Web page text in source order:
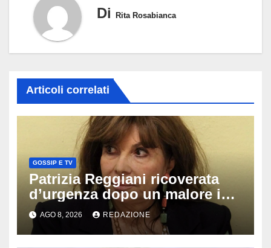
Di Rita Rosabianca
Articoli correlati
GOSSIP E TV
Patrizia Reggiani ricoverata
d’urgenza dopo un malore in
vacanza: come sta oggi l’ex
Lady Gucci
AGO 8, 2026 REDAZIONE